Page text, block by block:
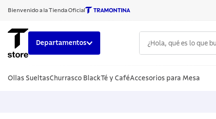
Bienvenido a la Tienda Oficial
Departamentos
Ollas SueltasChurrasco BlackTé y CaféAccesorios para Mesa
1.
cuchillos